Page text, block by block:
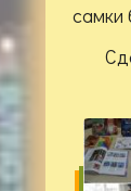
самки